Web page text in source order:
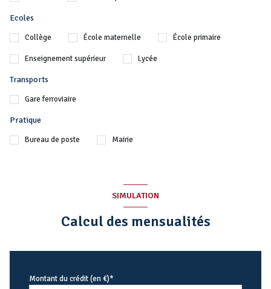
Ecoles
Collège École maternelle École primaire
Enseignement supérieur Lycée
Transports
Gare ferroviaire
Pratique
Bureau de poste Mairie
SIMULATION
Calcul des mensualités
Montant du crédit (en €)*